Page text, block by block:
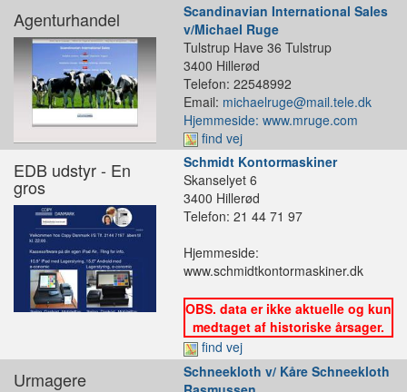
Agenturhandel
Scandinavian International Sales
v/Michael Ruge
Tulstrup Have 36 Tulstrup
3400 Hillerød
Telefon: 22548992
Email: michaelruge@mail.tele.dk
Hjemmeside: www.mruge.com
find vej
EDB udstyr - En
gros
Schmidt Kontormaskiner
Skanselyet 6
3400 Hillerød
Telefon: 21 44 71 97
Hjemmeside:
www.schmidtkontormaskiner.dk
OBS. data er ikke aktuelle og kun
medtaget af historiske årsager.
find vej
Urmagere
Schneekloth v/ Kåre Schneekloth